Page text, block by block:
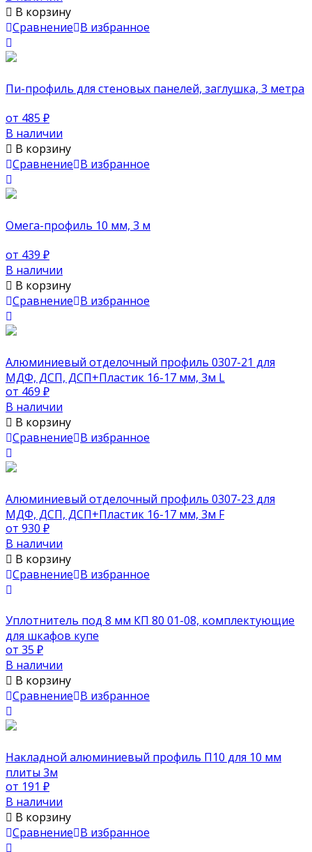
В корзину
Сравнение В избранное
Пи-профиль для стеновых панелей, заглушка, 3 метра
от 485 ₽
В наличии
В корзину
Сравнение В избранное
Oмега-профиль 10 мм, 3 м
от 439 ₽
В наличии
В корзину
Сравнение В избранное
Алюминиевый отделочный профиль 0307-21 для
МДФ, ДСП, ДСП+Пластик 16-17 мм, 3м L
от 469 ₽
В наличии
В корзину
Сравнение В избранное
Алюминиевый отделочный профиль 0307-23 для
МДФ, ДСП, ДСП+Пластик 16-17 мм, 3м F
от 930 ₽
В наличии
В корзину
Сравнение В избранное
Уплотнитель под 8 мм КП 80 01-08, комплектующие
для шкафов купе
от 35 ₽
В наличии
В корзину
Сравнение В избранное
Накладной алюминиевый профиль П10 для 10 мм
плиты 3м
от 191 ₽
В наличии
В корзину
Сравнение В избранное